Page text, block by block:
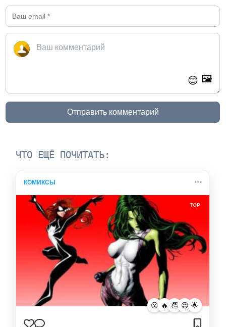
😊 🖼️
Отправить комментарий
ЧТО ЕЩЁ ПОЧИТАТЬ:
КОМИКСЫ
TOP
😮 🔥 👏 😍 🌟